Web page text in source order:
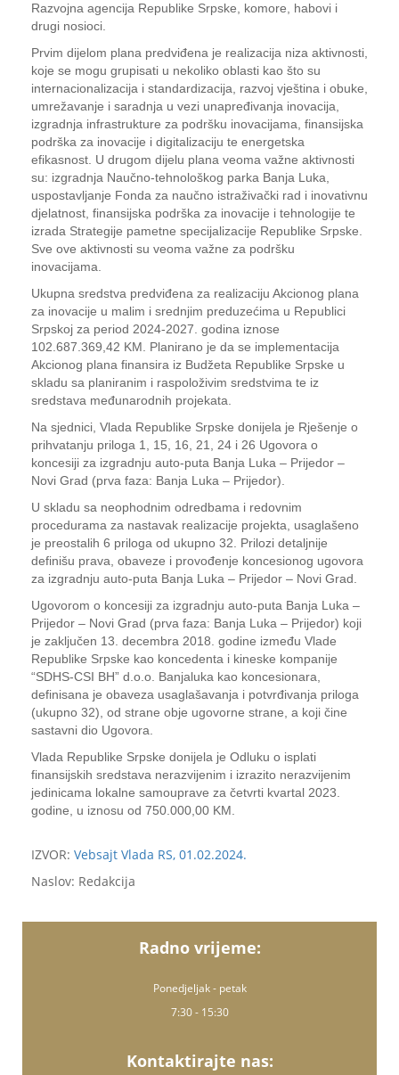
Razvojna agencija Republike Srpske, komore, habovi i
drugi nosioci.
Prvim dijelom plana predviđena je realizacija niza aktivnosti,
koje se mogu grupisati u nekoliko oblasti kao što su
internacionalizacija i standardizacija, razvoj vještina i obuke,
umrežavanje i saradnja u vezi unapređivanja inovacija,
izgradnja infrastrukture za podršku inovacijama, finansijska
podrška za inovacije i digitalizaciju te energetska
efikasnost. U drugom dijelu plana veoma važne aktivnosti
su: izgradnja Naučno-tehnološkog parka Banja Luka,
uspostavljanje Fonda za naučno istraživački rad i inovativnu
djelatnost, finansijska podrška za inovacije i tehnologije te
izrada Strategije pametne specijalizacije Republike Srpske.
Sve ove aktivnosti su veoma važne za podršku
inovacijama.
Ukupna sredstva predviđena za realizaciju Akcionog plana
za inovacije u malim i srednjim preduzećima u Republici
Srpskoj za period 2024-2027. godina iznose
102.687.369,42 KM. Planirano je da se implementacija
Akcionog plana finansira iz Budžeta Republike Srpske u
skladu sa planiranim i raspoloživim sredstvima te iz
sredstava međunarodnih projekata.
Na sjednici, Vlada Republike Srpske donijela je Rješenje o
prihvatanju priloga 1, 15, 16, 21, 24 i 26 Ugovora o
koncesiji za izgradnju auto-puta Banja Luka – Prijedor –
Novi Grad (prva faza: Banja Luka – Prijedor).
U skladu sa neophodnim odredbama i redovnim
procedurama za nastavak realizacije projekta, usaglašeno
je preostalih 6 priloga od ukupno 32. Prilozi detaljnije
definišu prava, obaveze i provođenje koncesionog ugovora
za izgradnju auto-puta Banja Luka – Prijedor – Novi Grad.
Ugovorom o koncesiji za izgradnju auto-puta Banja Luka –
Prijedor – Novi Grad (prva faza: Banja Luka – Prijedor) koji
je zaključen 13. decembra 2018. godine između Vlade
Republike Srpske kao koncedenta i kineske kompanije
“SDHS-CSI BH” d.o.o. Banjaluka kao koncesionara,
definisana je obaveza usaglašavanja i potvrđivanja priloga
(ukupno 32), od strane obje ugovorne strane, a koji čine
sastavni dio Ugovora.
Vlada Republike Srpske donijela je Odluku o isplati
finansijskih sredstava nerazvijenim i izrazito nerazvijenim
jedinicama lokalne samouprave za četvrti kvartal 2023.
godine, u iznosu od 750.000,00 KM.
IZVOR: Vebsajt Vlada RS, 01.02.2024.
Naslov: Redakcija
Radno vrijeme:
Ponedjeljak - petak
7:30 - 15:30
Kontaktirajte nas: